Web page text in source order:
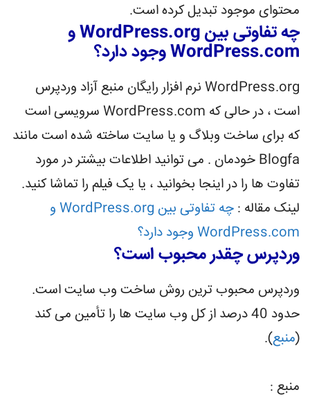
محتوای موجود تبدیل کرده است.
چه تفاوتی بین WordPress.org و
WordPress.com وجود دارد؟
WordPress.org نرم افزار رایگان منبع آزاد وردپرس
است ، در حالی که WordPress.com سرویسی است
که برای ساخت وبلاگ و یا سایت ساخته شده است مانند
Blogfa خودمان . می توانید اطلاعات بیشتر در مورد
تفاوت ها را در اینجا بخوانید ، یا یک فیلم را تماشا کنید.
لینک مقاله :
چه تفاوتی بین WordPress.org و
WordPress.com وجود دارد؟
وردپرس چقدر محبوب است؟
وردپرس محبوب ترین روش ساخت وب سایت است.
حدود 40 درصد از کل وب سایت ها را تأمین می کند
(منبع).
منبع :